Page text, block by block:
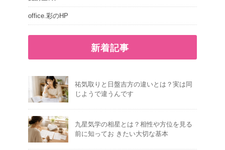
office.彩のHP
新着記事
祐気取りと日盤吉方の違いとは？実は同
じようで違うんです
九星気学の相星とは？相性や方位を見る
前に知ってお きたい大切な基本